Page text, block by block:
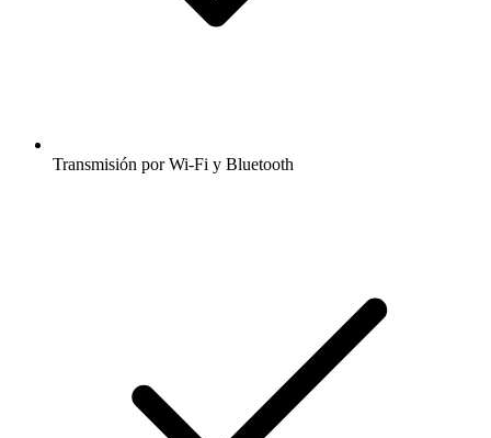
Transmisión por Wi-Fi y Bluetooth